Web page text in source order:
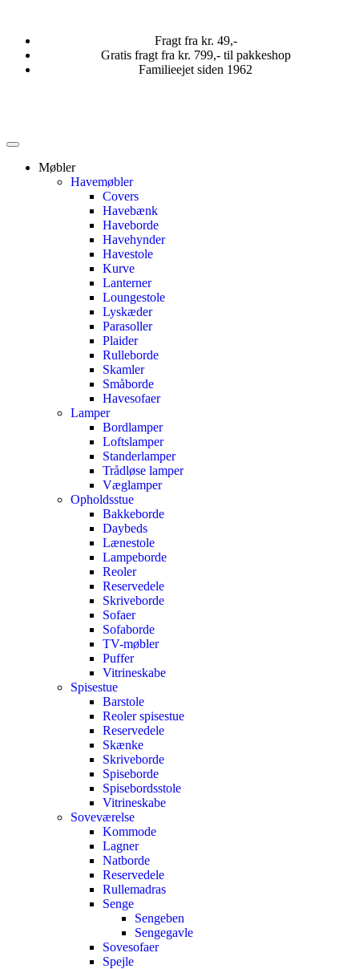
Fragt fra kr. 49,-
Gratis fragt fra kr. 799,- til pakkeshop
Familieejet siden 1962
Møbler
Havemøbler
Covers
Havebænk
Haveborde
Havehynder
Havestole
Kurve
Lanterner
Loungestole
Lyskæder
Parasoller
Plaider
Rulleborde
Skamler
Småborde
Havesofaer
Lamper
Bordlamper
Loftslamper
Standerlamper
Trådløse lamper
Væglamper
Opholdsstue
Bakkeborde
Daybeds
Lænestole
Lampeborde
Reoler
Reservedele
Skriveborde
Sofaer
Sofaborde
TV-møbler
Puffer
Vitrineskabe
Spisestue
Barstole
Reoler spisestue
Reservedele
Skænke
Skriveborde
Spiseborde
Spisebordsstole
Vitrineskabe
Soveværelse
Kommode
Lagner
Natborde
Reservedele
Rullemadras
Senge
Sengeben
Sengegavle
Sovesofaer
Spejle